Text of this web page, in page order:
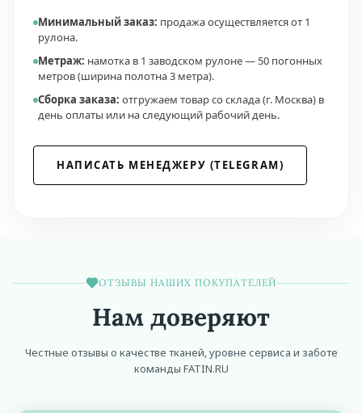
Минимальный заказ: продажа осуществляется от 1
рулона.
Метраж: намотка в 1 заводском рулоне — 50 погонных
метров (ширина полотна 3 метра).
Сборка заказа: отгружаем товар со склада (г. Москва) в
день оплаты или на следующий рабочий день.
НАПИСАТЬ МЕНЕДЖЕРУ (TELEGRAM)
ОТЗЫВЫ НАШИХ ПОКУПАТЕЛЕЙ
Нам доверяют
Честные отзывы о качестве тканей, уровне сервиса и заботе
команды FATIN.RU